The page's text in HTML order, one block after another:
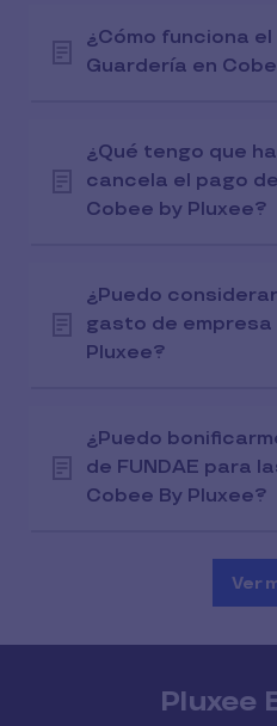
¿Cómo funciona
Guardería en
¿Qué tengo que
cancela el pago
Cobee by Pluxee?
¿Puedo
gasto de empresa
Pluxee?
¿Puedo
de FUNDAE para
Cobee By Pluxee?
Ver
Pluxee